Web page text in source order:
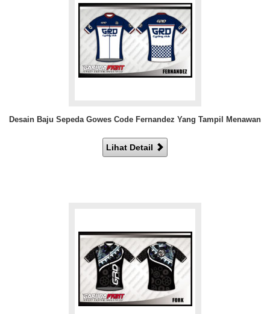
Desain Baju Sepeda Gowes Code Fernandez Yang Tampil Menawan
Lihat Detail